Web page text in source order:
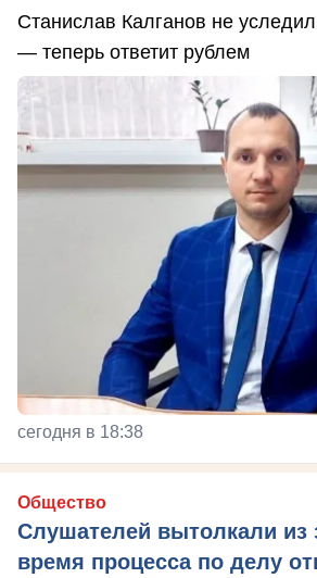
Станислав Калганов не
— теперь ответит рублем
сегодня в 18:38
Общество
Слушателей вытолкали из
время процесса по делу